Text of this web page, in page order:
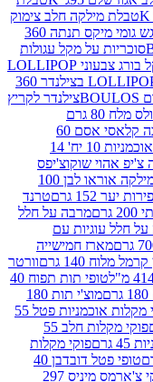
חלב צימוק
מגש גומי מיקס תנתה 360
מקל עגולות
סוכריות על מקל בורג צבעוני LOLLIPOP
סוכריות על מקל מסולסלות LOLLIPOP בצילנדר 360
צילנדר לקריץ
רולס מלח 80 גרם
במבה קלאסי אסם 60
איירוויבז אוכמניות 10 יח' 14
שוק' מילקה אוראו לבן 100
טרנד
על חלל
עם
חמישייה
וורטר
טופי תות תפוח 40
מוצ'י תות 180
פוקי מקלות אוכמניות פטל 55
פוקי מקלות חלב 55
מקלות
טופי פטל דובדבן 40
דגני בוקר לאקי צ'ארמס מיניס 297